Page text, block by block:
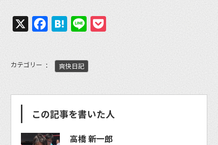
X Facebook
Hatena
Line
カテゴリー 爽快日記
この記事を書いた人
高橋 新一郎